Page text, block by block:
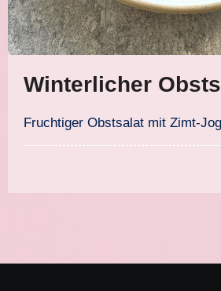
Winterlicher
Fruchtiger Obstsalat mit Zimt-